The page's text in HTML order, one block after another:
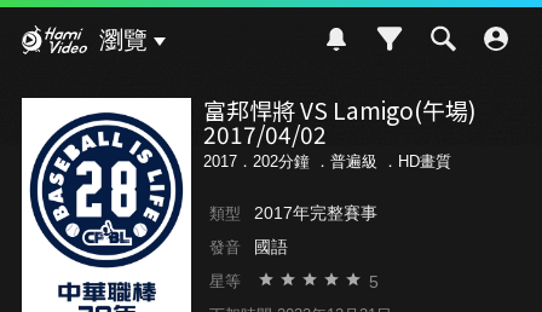
瀏覽
富邦悍將 VS Lamigo(午場)
2017/04/02
2017．202分鐘 ． 普遍級 ．HD畫質
類型 2017年完整賽事
發音 國語
星等 5